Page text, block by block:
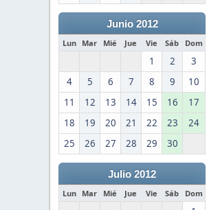
Junio 2012
Lun Mar Mié Jue Vie Sáb Dom
1 2
3
4
5 6 7 8 9
10
11
12 13 14 15 16
17
18
19 20 21 22 23
24
25
26 27 28 29 30
Julio 2012
Lun Mar Mié Jue Vie Sáb Dom